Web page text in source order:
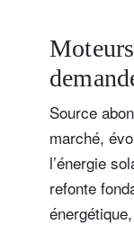
Source
marché,
l’énergie
refonte